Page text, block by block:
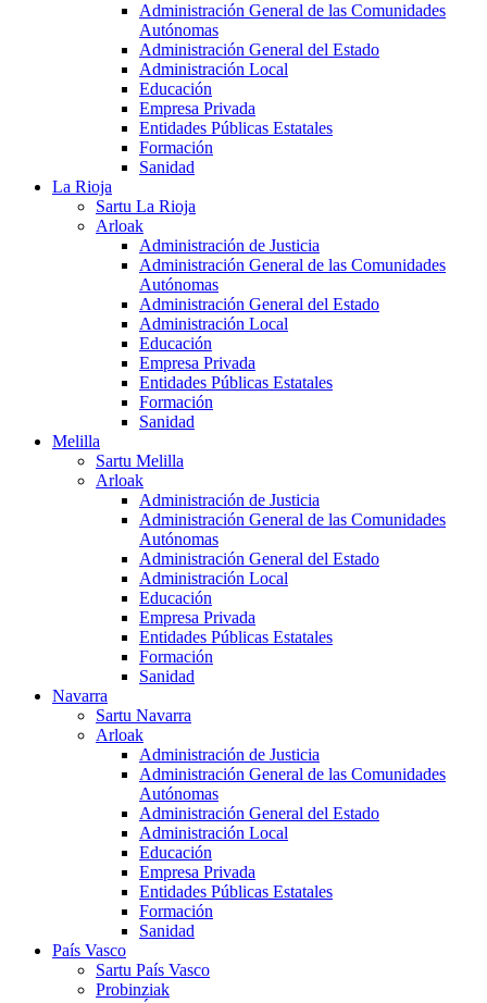
Administración General de las Comunidades
Autónomas
Administración General del Estado
Administración Local
Educación
Empresa Privada
Entidades Públicas Estatales
Formación
Sanidad
La Rioja
Sartu La Rioja
Arloak
Administración de Justicia
Administración General de las Comunidades
Autónomas
Administración General del Estado
Administración Local
Educación
Empresa Privada
Entidades Públicas Estatales
Formación
Sanidad
Melilla
Sartu Melilla
Arloak
Administración de Justicia
Administración General de las Comunidades
Autónomas
Administración General del Estado
Administración Local
Educación
Empresa Privada
Entidades Públicas Estatales
Formación
Sanidad
Navarra
Sartu Navarra
Arloak
Administración de Justicia
Administración General de las Comunidades
Autónomas
Administración General del Estado
Administración Local
Educación
Empresa Privada
Entidades Públicas Estatales
Formación
Sanidad
País Vasco
Sartu País Vasco
Probinziak